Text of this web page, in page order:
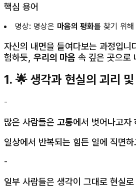
핵심 용어
명상: 명상은 마음의 평화를 찾기 위
자신의 내면을 들여다보는 과정입니
험하듯, 우리의 마음 속 깊은 곳으로
1. 🌟 생각과 현실의 괴리
-
많은 사람들은 고통에서 벗어나고자
일상에서 반복되는 힘든 일에 직면
-
일부 사람들은 생각이 그대로 현실로